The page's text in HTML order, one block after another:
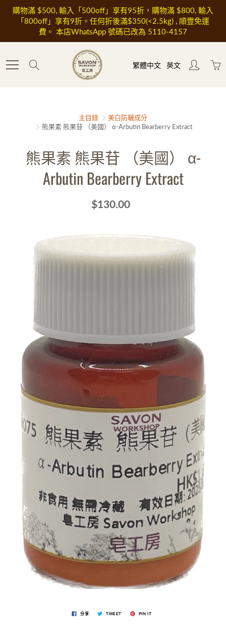
Skip
Content
購物滿 $500, 輸入「500off」享有95折，購物滿 $800, 輸入
「800off」享有9折。任何折後滿$350(<2.5kg) , 順豐免運
費。 本店WhatsApp 號碼已改為 5110-4157
繁體中文 英文
主目錄
美白防曬成分
熊果素 熊果苷 （美國） α-Arbutin Bearberry Extract
熊果素 熊果苷 （美國） α-
Arbutin Bearberry Extract
$130.00
分享 TWEET PIN IT